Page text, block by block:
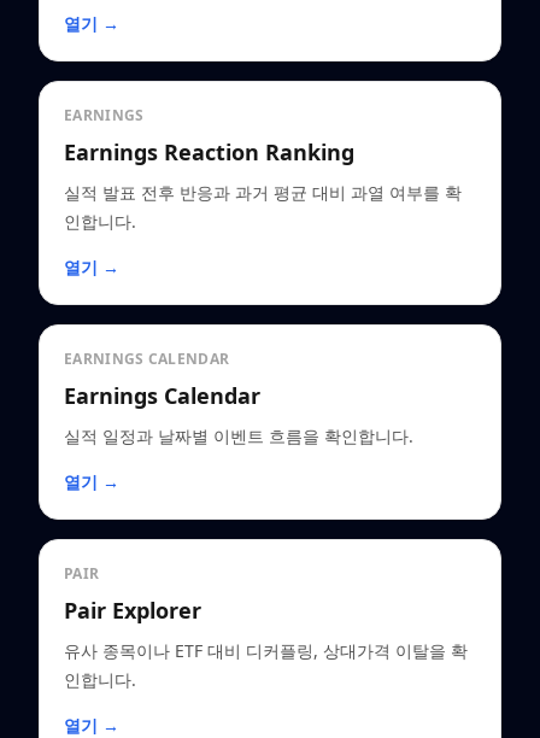
열기 →
EARNINGS
Earnings Reaction Ranking
실적 발표 전후 반응과 과거 평균 대비 과열 여부를 확
인합니다.
열기 →
EARNINGS CALENDAR
Earnings Calendar
실적 일정과 날짜별 이벤트 흐름을 확인합니다.
열기 →
PAIR
Pair Explorer
유사 종목이나 ETF 대비 디커플링, 상대가격 이탈을 확
인합니다.
열기 →